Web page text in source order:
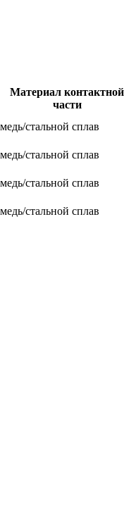
Материал контактной
части
медь/стальной сплав
медь/стальной сплав
медь/стальной сплав
медь/стальной сплав